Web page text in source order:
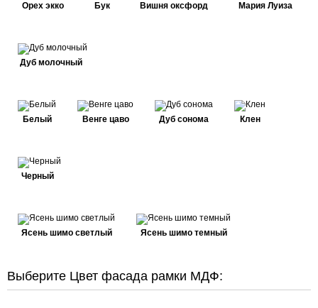
Орех экко Бук Вишня оксфорд Мария Луиза
Дуб молочный
Белый Венге цаво Дуб сонома Клен
Черный
Ясень шимо светлый Ясень шимо темный
Выберите Цвет фасада рамки МДФ: